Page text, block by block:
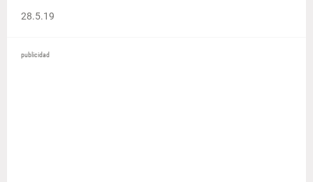
28.5.19
publicidad